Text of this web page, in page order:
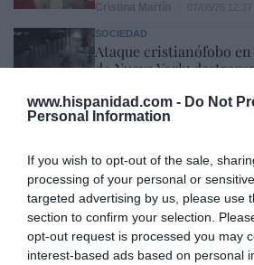
www.hispanidad.com - Do Not
Personal Information
If you wish to opt-out of the sale,
processing of your personal or
targeted advertising by us, please use
section to confirm your selection.
opt-out request is processed you may
interest-based ads based on personal
SOCIEDAD
Ataque cristianófobo en
de Nueva York:
Redacción 07/08/26 11:46
Marcelo Gullo: “El trabajo
historia, de poner la
desmontar la falsificación,
cristiano"